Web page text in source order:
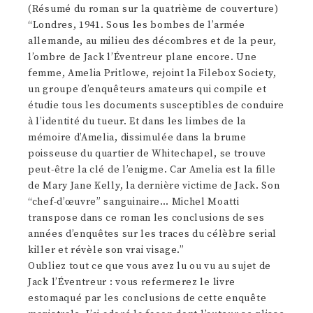
(Résumé du roman sur la quatrième de couverture)
“Londres, 1941. Sous les bombes de l’armée
allemande, au milieu des décombres et de la peur,
l’ombre de Jack l’Éventreur plane encore. Une
femme, Amelia Pritlowe, rejoint la Filebox Society,
un groupe d’enquêteurs amateurs qui compile et
étudie tous les documents susceptibles de conduire
à l’identité du tueur. Et dans les limbes de la
mémoire d’Amelia, dissimulée dans la brume
poisseuse du quartier de Whitechapel, se trouve
peut-être la clé de l’enigme. Car Amelia est la fille
de Mary Jane Kelly, la dernière victime de Jack. Son
“chef-d’œuvre” sanguinaire… Michel Moatti
transpose dans ce roman les conclusions de ses
années d’enquêtes sur les traces du célèbre serial
killer et révèle son vrai visage.”
Oubliez tout ce que vous avez lu ou vu au sujet de
Jack l’Éventreur : vous refermerez le livre
estomaqué par les conclusions de cette enquête